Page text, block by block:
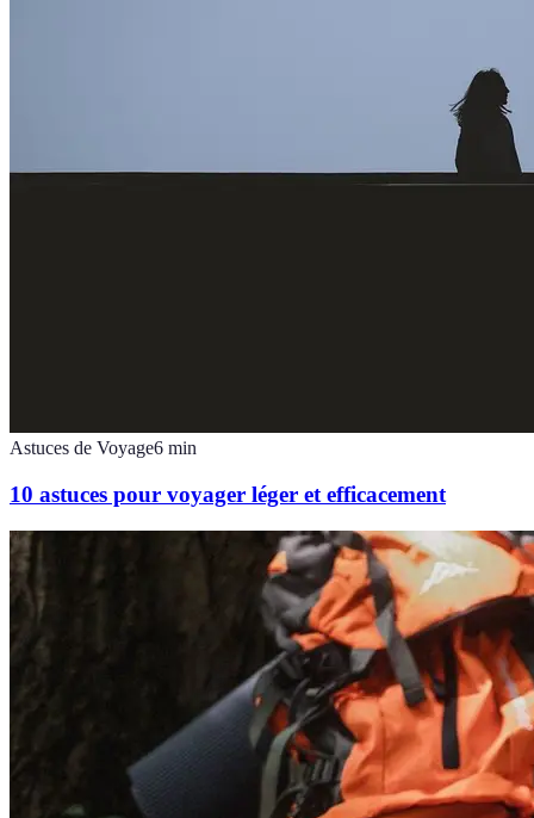
Astuces de Voyage6 min
10 astuces pour voyager léger et efficacement